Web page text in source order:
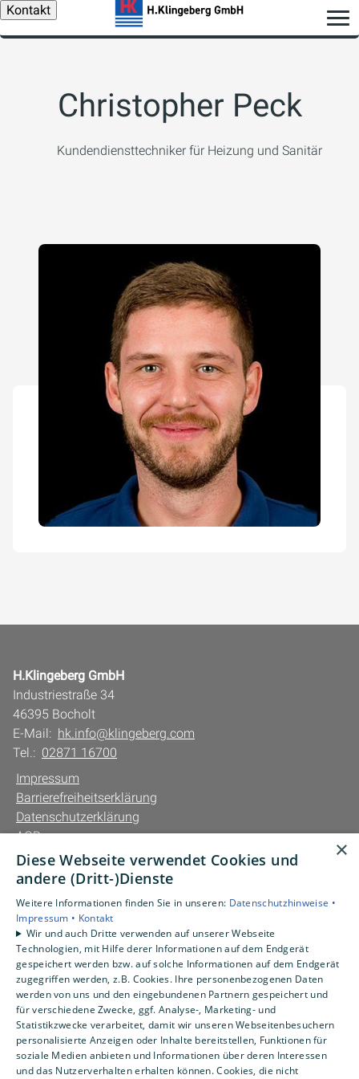
Kontakt
Christopher Peck
Kundendiensttechniker für Heizung und Sanitär
H.Klingeberg GmbH
Industriestraße 34
46395 Bocholt
E-Mail: hk.info@klingeberg.com
Tel.: 02871 16700
Impressum
Barrierefreiheitserklärung
Datenschutzerklärung
AGB
Unsere Bereiche
Gewerbekunden
Karriere
Unternehmen
Kontakt
×
Diese Webseite verwendet Cookies und
andere (Dritt-)Dienste
Weitere Informationen finden Sie in unseren: Datenschutzhinweise •
Impressum • Kontakt
Wir und auch Dritte verwenden auf unserer Webseite
Technologien, mit Hilfe derer Informationen auf dem Endgerät
gespeichert werden bzw. auf solche Informationen auf dem Endgerät
zugegriffen werden, z.B. Cookies. Ihre personenbezogenen Daten
werden von uns und den eingebundenen Partnern gespeichert und
für verschiedene Zwecke, ggf. Analyse-, Marketing- und
Statistikzwecke verarbeitet, damit wir unseren Webseitenbesuchern
personalisierte Anzeigen oder Inhalte bereitstellen, Funktionen für
soziale Medien anbieten und Informationen über deren Interessen
und das Nutzerverhalten erhalten können. Cookies, die nicht